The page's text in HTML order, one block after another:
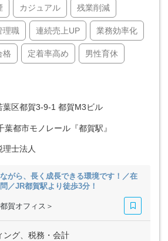
カジュアル 残業削減
理職 連続売上UP 業務効率化
格 定着率高め 男性育休
葉区都賀3-9-1 都賀M3ビル
葉都市モノレール『都賀駅』
理士法人
がら、長く成長できる環境です！／在
／JR都賀駅より徒歩3分！
賀オフィス＞
ング、税務・会計